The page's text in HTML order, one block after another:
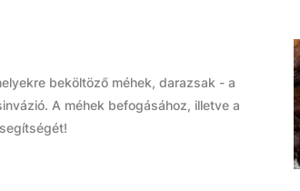
beköltöző méhek, darazsak - a
A méhek befogásához, illetve a